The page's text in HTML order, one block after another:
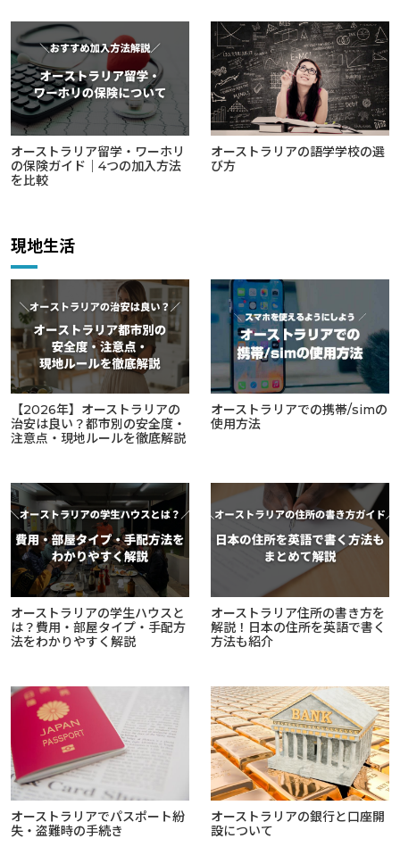
オーストラリア留学・ワーホリ
の保険ガイド｜4つの加入方法
を比較
オーストラリアの語学学校の選
び方
現地生活
【2026年】オーストラリアの
治安は良い？都市別の安全度・
注意点・現地ルールを徹底解説
オーストラリアでの携帯/simの
使用方法
オーストラリアの学生ハウスと
は？費用・部屋タイプ・手配方
法をわかりやすく解説
オーストラリア住所の書き方を
解説！日本の住所を英語で書く
方法も紹介
オーストラリアでパスポート紛
失・盗難時の手続き
オーストラリアの銀行と口座開
設について